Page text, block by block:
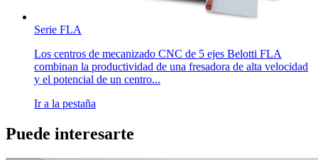
Serie FLA
Los centros de mecanizado CNC de 5 ejes Belotti FLA
combinan la productividad de una fresadora de alta velocidad
y el potencial de un centro...
Ir a la pestaña
Puede interesarte